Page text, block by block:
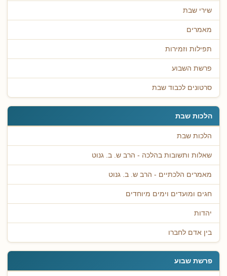
שירי שבת
מאמרים
תפילות וזמירות
פרשת השבוע
סרטונים לכבוד שבת
הלכות שבת
הלכות שבת
שאלות ותשובות בהלכה - הרב ש. ב. גנוט
מאמרים הלכתיים - הרב ש. ב. גנוט
חגים ומועדים וימים מיוחדים
יהדות
בין אדם לחברו
פרשת שבוע